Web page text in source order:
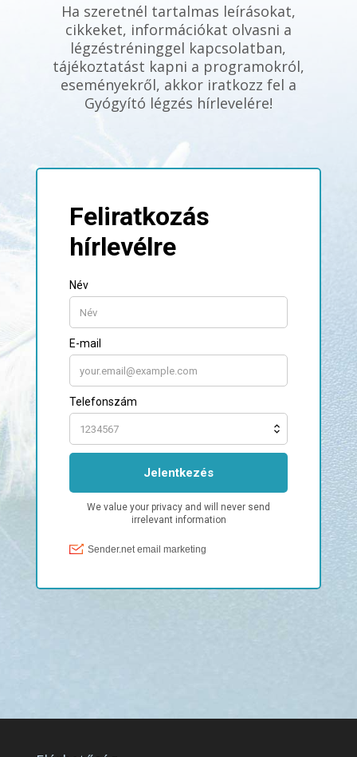
Ha szeretnél tartalmas leírásokat,
cikkeket, információkat olvasni a
légzéstréninggel kapcsolatban,
tájékoztatást kapni a programokról,
eseményekről, akkor iratkozz fel a
Gyógyító légzés hírlevelére!